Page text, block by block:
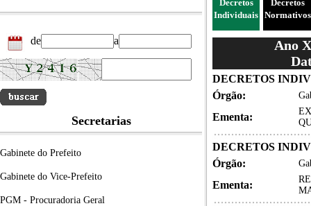
de a
Secretarias
Gabinete do Prefeito
Gabinete do Vice-Prefeito
PGM - Procuradoria Geral
Decretos
Individuais
Decretos
Normativos
Ano
DECRETOS
Órgão:
Ementa:
DECRETOS
Órgão:
Ementa: